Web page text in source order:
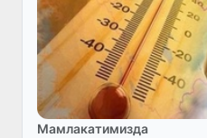
Мамлакатимизда